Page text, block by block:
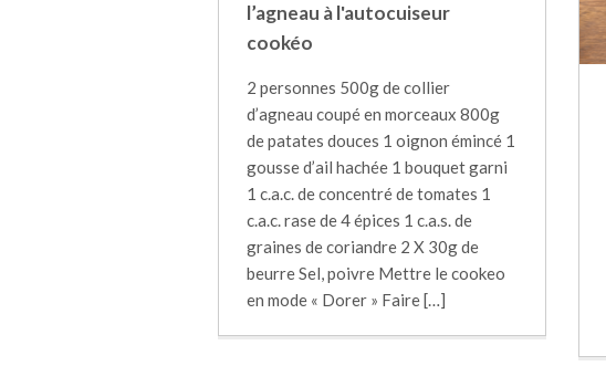
l’agneau à l'autocuiseur
cookéo
2 personnes 500g de collier
d’agneau coupé en morceaux 800g
de patates douces 1 oignon émincé 1
gousse d’ail hachée 1 bouquet garni
1 c.a.c. de concentré de tomates 1
c.a.c. rase de 4 épices 1 c.a.s. de
graines de coriandre 2 X 30g de
beurre Sel, poivre Mettre le cookeo
en mode « Dorer » Faire […]